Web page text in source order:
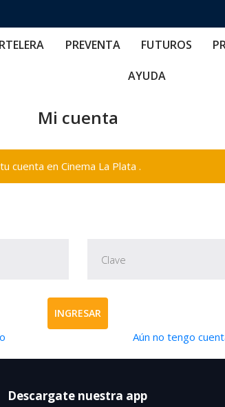
PREVENTA FUTUROS
AYUDA
Mi cuenta
cuenta en Cinema La Plata .
INGRESAR
Aún no tengo
Descargate nuestra app